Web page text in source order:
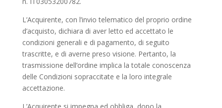
L’Acquirente, con l’invio telematico del proprio ordine
d’acquisto, dichiara di aver letto ed accettato le
condizioni generali e di pagamento, di seguito
trascritte, e di averne preso visione. Pertanto, la
trasmissione dell’ordine implica la totale conoscenza
delle Condizioni sopraccitate e la loro integrale
accettazione.